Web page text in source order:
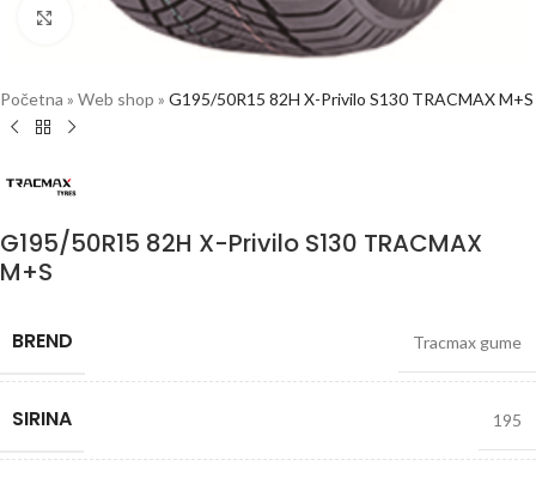
Click to enlarge
Početna » Web shop » G195/50R15 82H X-Privilo S130 TRACMAX M+S
G195/50R15 82H X-Privilo S130 TRACMAX
M+S
BREND Tracmax gume
SIRINA 195